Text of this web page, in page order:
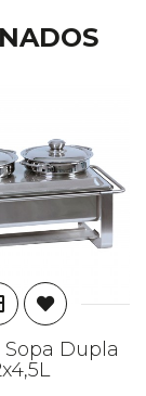
ADICIONAR
Sopa Dupla